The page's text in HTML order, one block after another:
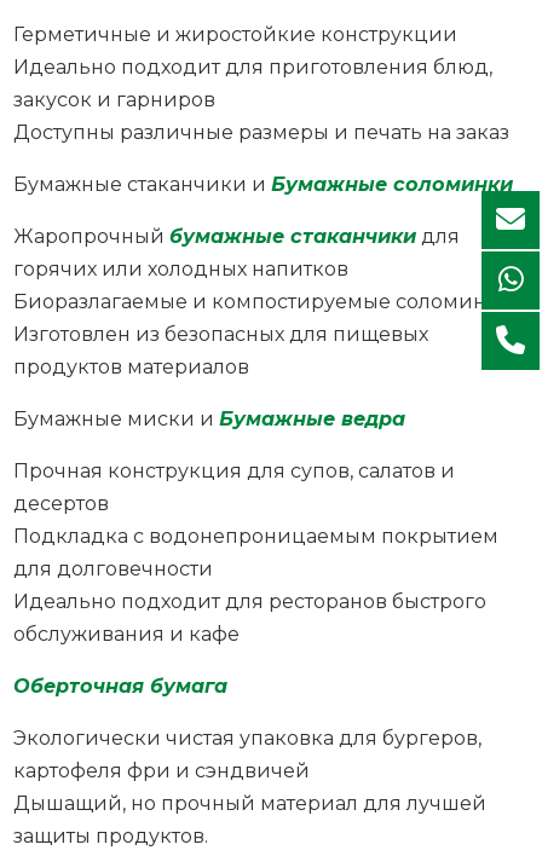
Герметичные и жиростойкие конструкции
Идеально подходит для приготовления блюд,
закусок и гарниров
Доступны различные размеры и печать на заказ
Бумажные стаканчики иБумажные соломинки
Жаропрочныйбумажные стаканчики для
горячих или холодных напитков
Биоразлагаемые и компостируемые соломинки
Изготовлен из безопасных для пищевых
продуктов материалов
Бумажные миски иБумажные ведра
Прочная конструкция для супов, салатов и
десертов
Подкладка с водонепроницаемым покрытием
для долговечности
Идеально подходит для ресторанов быстрого
обслуживания и кафе
Оберточная бумага
Экологически чистая упаковка для бургеров,
картофеля фри и сэндвичей
Дышащий, но прочный материал для лучшей
защиты продуктов.